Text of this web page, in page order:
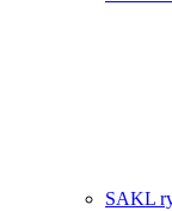
SAKL